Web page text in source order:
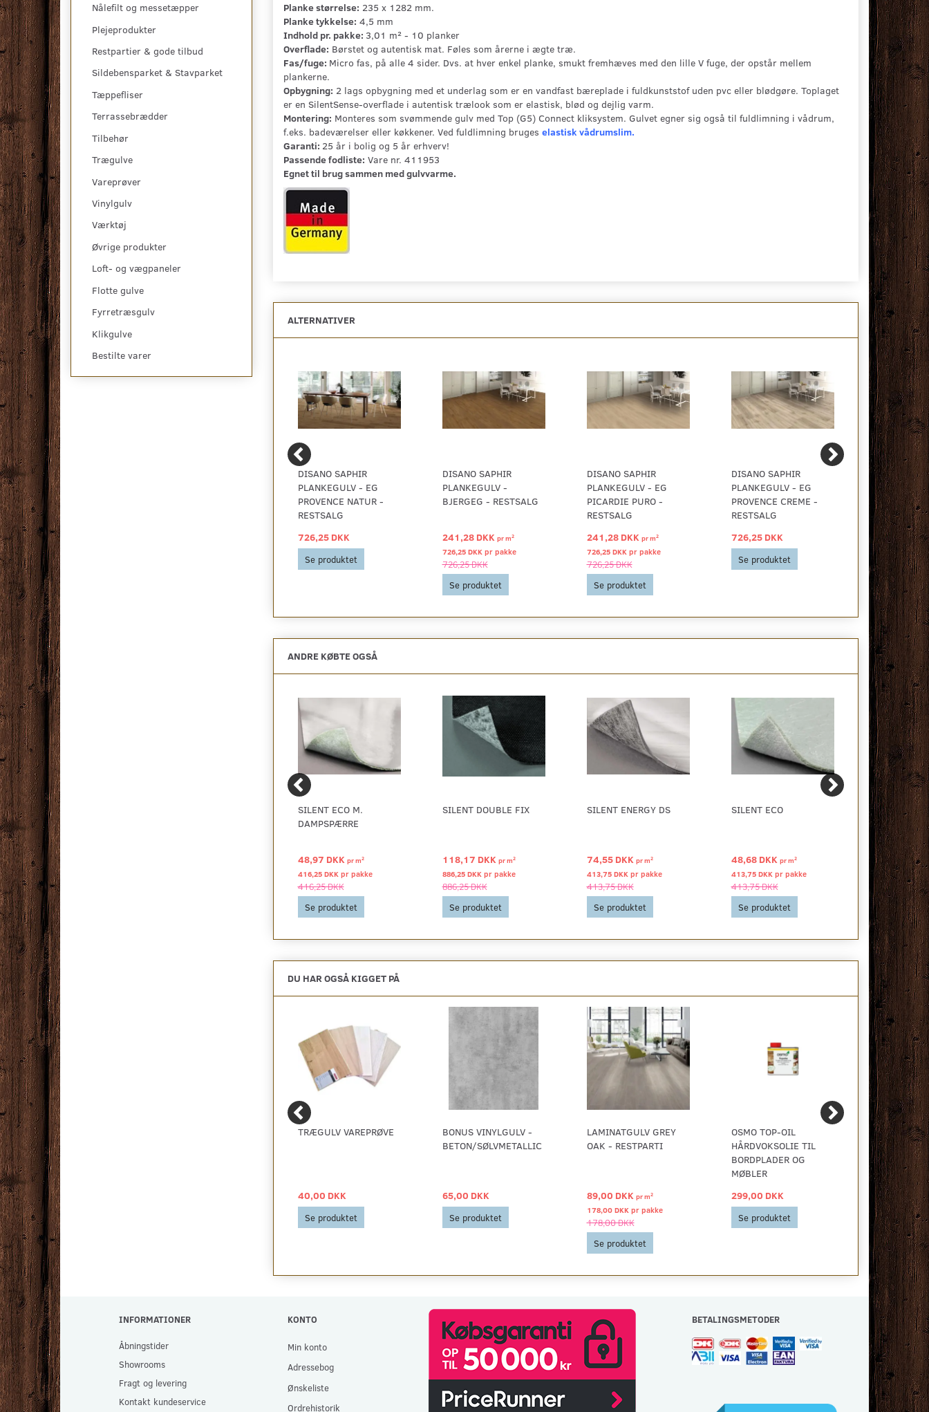
Nålefilt og messetæpper
Plejeprodukter
Restpartier & gode tilbud
Sildebensparket & Stavparket
Tæppefliser
Terrassebrædder
Tilbehør
Trægulve
Vareprøver
Vinylgulv
Værktøj
Øvrige produkter
Loft- og vægpaneler
Flotte gulve
Fyrretræsgulv
Klikgulve
Bestilte varer
Planke størrelse: 235 x 1282 mm.
Planke tykkelse: 4,5 mm
Indhold pr. pakke: 3,01 m² - 10 planker
Overflade: Børstet og autentisk mat. Føles som årerne i ægte træ.
Fas/fuge: Micro fas, på alle 4 sider. Dvs. at hver enkel planke, smukt fremhæves med den lille V fuge, der opstår mellem
plankerne.
Opbygning: 2 lags opbygning med et underlag som er en vandfast bæreplade i fuldkunststof uden pvc eller blødgøre. Toplaget
er en SilentSense-overflade i autentisk trælook som er elastisk, blød og dejlig varm.
Montering: Monteres som svømmende gulv med Top (G5) Connect kliksystem. Gulvet egner sig også til fuldlimning i vådrum,
f.eks. badeværelser eller køkkener. Ved fuldlimning bruges elastisk vådrumslim.
Garanti: 25 år i bolig og 5 år erhverv!
Passende fodliste: Vare nr. 411953
Egnet til brug sammen med gulvvarme.
ALTERNATIVER
DISANO SAPHIR
PLANKEGULV - EG
PROVENCE CREME -
RESTSALG
726,25 DKK
Se produktet
DISANO SAPHIR
PLANKEGULV - EG
PROVENCE NATUR -
RESTSALG
726,25 DKK
Se produktet
DISANO SAPHIR
PLANKEGULV -
BJERGEG - RESTSALG
241,28 DKK prm2
726,25 DKK pr pakke
726,25 DKK
Se produktet
DISANO SAPHIR
PLANKEGULV - EG
PICARDIE PURO -
RESTSALG
241,28 DKK prm2
726,25 DKK pr pakke
726,25 DKK
Se produktet
DISANO SAPHIR
PLANKEGULV - EG
PROVENCE CREME -
RESTSALG
726,25 DKK
Se produktet
DISANO
SANDEG
RESTSALG
726,25 DKK
Se
ANDRE KØBTE OGSÅ
CONTEC COATING,
PURE - 1 KG.
199,00 DKK
Se produktet
SILENT ECO M.
DAMPSPÆRRE
48,97 DKK prm2
416,25 DKK pr pakke
416,25 DKK
Se produktet
SILENT DOUBLE FIX
118,17 DKK prm2
886,25 DKK pr pakke
886,25 DKK
Se produktet
SILENT ENERGY DS
74,55 DKK prm2
413,75 DKK pr pakke
413,75 DKK
Se produktet
SILENT ECO
48,68 DKK prm2
413,75 DKK pr pakke
413,75 DKK
Se produktet
PREMIUM
52,21 DKK
1.566,25 DKK
1.566,25 DKK
Se
DU HAR OGSÅ KIGGET PÅ
TARKETT TARKOCLEAN
- GRØN GULVVASK
79,00 DKK
Se produktet
TRÆGULV VAREPRØVE
40,00 DKK
Se produktet
BONUS VINYLGULV -
BETON/SØLVMETALLIC
65,00 DKK
Se produktet
LAMINATGULV GREY
OAK - RESTPARTI
89,00 DKK prm2
178,00 DKK pr pakke
178,00 DKK
Se produktet
OSMO TOP-OIL
HÅRDVOKSOLIE TIL
BORDPLADER OG
MØBLER
299,00 DKK
Se produktet
VINYLGULV
40,00 DKK
Se
INFORMATIONER
Åbningstider
Showrooms
Fragt og levering
Kontakt kundeservice
KONTO
Min konto
Adressebog
Ønskeliste
Ordrehistorik
BETALINGSMETODER